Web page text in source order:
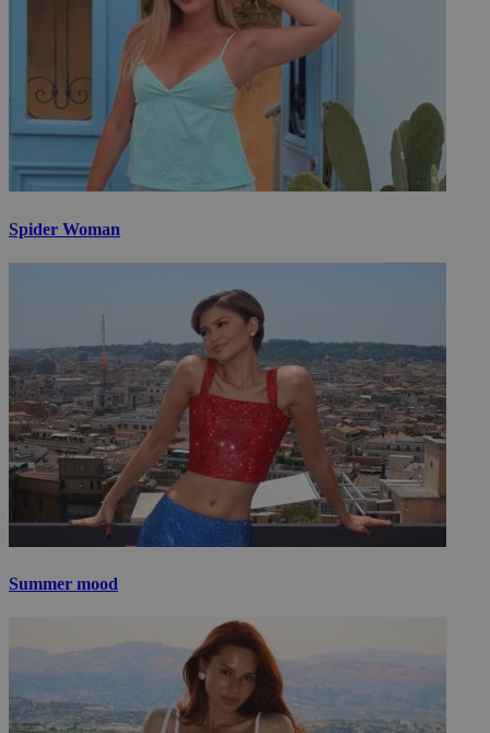
Spider Woman
Summer mood